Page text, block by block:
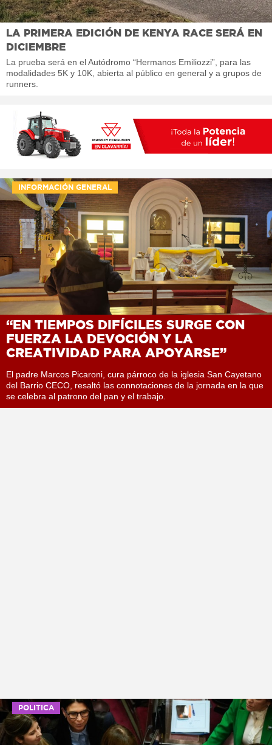
LA PRIMERA EDICIÓN DE KENYA RACE SERÁ EN
DICIEMBRE
La prueba será en el Autódromo “Hermanos Emiliozzi”, para las
modalidades 5K y 10K, abierta al público en general y a grupos de
runners.
INFORMACIÓN GENERAL
“EN TIEMPOS DIFÍCILES SURGE CON
FUERZA LA DEVOCIÓN Y LA
CREATIVIDAD PARA APOYARSE”
El padre Marcos Picaroni, cura párroco de la iglesia San Cayetano
del Barrio CECO, resaltó las connotaciones de la jornada en la que
se celebra al patrono del pan y el trabajo.
POLITICA